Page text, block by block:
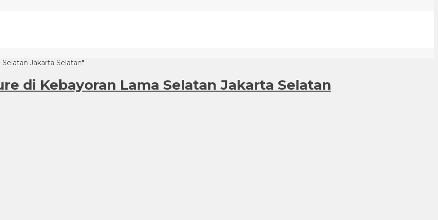
Jakarta Selatan"
di Kebayoran Lama Selatan Jakarta Selatan